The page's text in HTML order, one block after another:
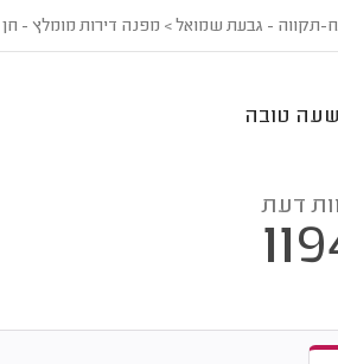
תקווה - גבעת שמואל > מפנה דירות מומלץ - חן
טובה
דעת